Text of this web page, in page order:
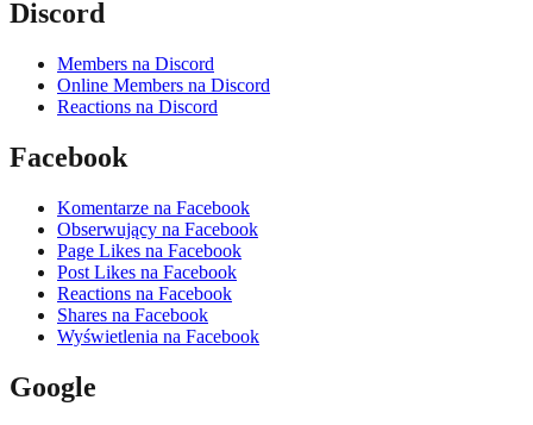
Discord
Members na Discord
Online Members na Discord
Reactions na Discord
Facebook
Komentarze na Facebook
Obserwujący na Facebook
Page Likes na Facebook
Post Likes na Facebook
Reactions na Facebook
Shares na Facebook
Wyświetlenia na Facebook
Google